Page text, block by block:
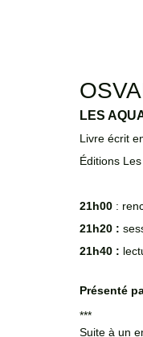
LES
Livre écrit
Éditions
21h00 :
21h20 :
21h40 :
Présenté
***
Suite à un